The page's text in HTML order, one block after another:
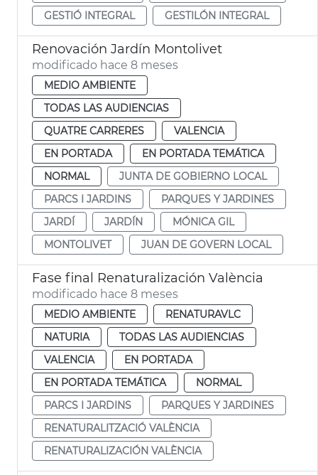
GESTIÓ INTEGRAL
GESTILÓN INTEGRAL
Renovación Jardín Montolivet
modificado hace 8 meses
MEDIO AMBIENTE
TODAS LAS AUDIENCIAS
QUATRE CARRERES
VALENCIA
EN PORTADA
EN PORTADA TEMÁTICA
NORMAL
JUNTA DE GOBIERNO LOCAL
PARCS I JARDINS
PARQUES Y JARDINES
JARDÍ
JARDÍN
MÓNICA GIL
MONTOLIVET
JUAN DE GOVERN LOCAL
Fase final Renaturalización València
modificado hace 8 meses
MEDIO AMBIENTE
RENATURAVLC
NATURIA
TODAS LAS AUDIENCIAS
VALENCIA
EN PORTADA
EN PORTADA TEMÁTICA
NORMAL
PARCS I JARDINS
PARQUES Y JARDINES
RENATURALITZACIÓ VALÈNCIA
RENATURALIZACIÓN VALÈNCIA